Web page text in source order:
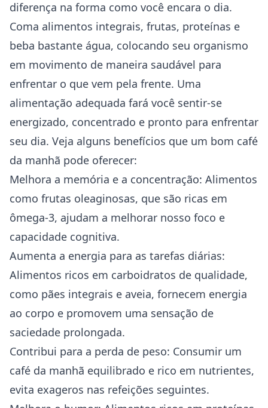
diferença na forma como você encara o dia.
Coma alimentos integrais, frutas, proteínas e
beba bastante água, colocando seu organismo
em movimento de maneira saudável para
enfrentar o que vem pela frente. Uma
alimentação adequada fará você sentir-se
energizado, concentrado e pronto para enfrentar
seu dia. Veja alguns benefícios que um bom café
da manhã pode oferecer:
Melhora a memória e a concentração: Alimentos
como frutas oleaginosas, que são ricas em
ômega-3, ajudam a melhorar nosso foco e
capacidade cognitiva.
Aumenta a energia para as tarefas diárias:
Alimentos ricos em carboidratos de qualidade,
como pães integrais e aveia, fornecem energia
ao corpo e promovem uma sensação de
saciedade prolongada.
Contribui para a perda de peso: Consumir um
café da manhã equilibrado e rico em nutrientes,
evita exageros nas refeições seguintes.